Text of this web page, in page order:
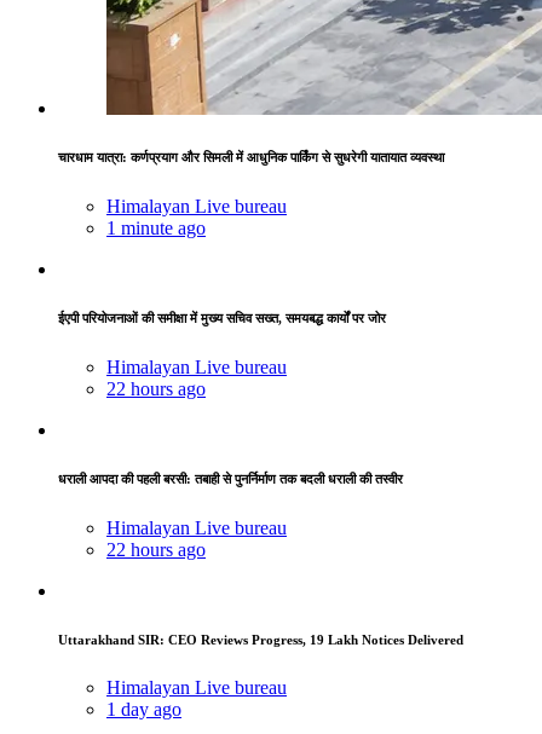
चारधाम यात्रा: कर्णप्रयाग और सिमली में आधुनिक पार्किंग से सुधरेगी यातायात व्यवस्था
Himalayan Live bureau
1 minute ago
ईएपी परियोजनाओं की समीक्षा में मुख्य सचिव सख्त, समयबद्ध कार्यों पर जोर
Himalayan Live bureau
22 hours ago
धराली आपदा की पहली बरसी: तबाही से पुनर्निर्माण तक बदली धराली की तस्वीर
Himalayan Live bureau
22 hours ago
Uttarakhand SIR: CEO Reviews Progress, 19 Lakh Notices Delivered
Himalayan Live bureau
1 day ago